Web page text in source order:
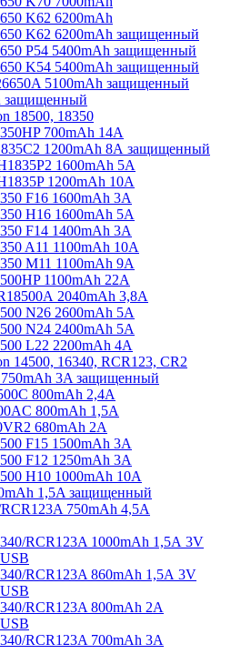
K62 6200mAh
K62 6200mAh защищенный
P54 5400mAh защищенный
K54 5400mAh защищенный
5100mAh защищенный
защищенный
18500, 18350
700mAh 14A
1200mAh 8А защищенный
1600mAh 5А
1200mAh 10А
F16 1600mAh 3A
H16 1600mAh 5A
F14 1400mAh 3A
A11 1100mAh 10A
M11 1100mAh 9A
1100mAh 22A
2040mAh 3,8А
N26 2600mAh 5А
N24 2400mAh 5А
L22 2200mAh 4А
14500, 16340, RCR123, CR2
750mAh 3A защищенный
800mAh 2,4А
800mAh 1,5А
680mAh 2А
F15 1500mAh 3А
F12 1250mAh 3А
H10 1000mAh 10А
1,5A защищенный
750mAh 4,5A
RCR123A 1000mAh 1,5А 3V
RCR123A 860mAh 1,5А 3V
RCR123A 800mAh 2А
RCR123A 700mAh 3A